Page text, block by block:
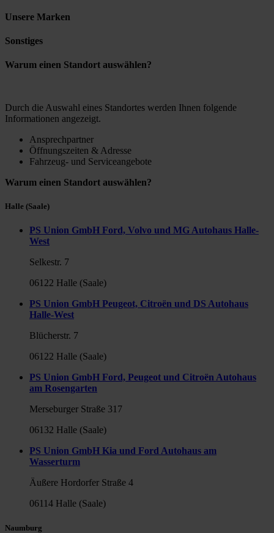
Unsere Marken
Sonstiges
Warum einen Standort auswählen?
Durch die Auswahl eines Standortes werden Ihnen folgende
Informationen angezeigt.
Ansprechpartner
Öffnungszeiten & Adresse
Fahrzeug- und Serviceangebote
Warum einen Standort auswählen?
Halle (Saale)
PS Union GmbH Ford, Volvo und MG Autohaus Halle-
West
Selkestr. 7
06122 Halle (Saale)
PS Union GmbH Peugeot, Citroën und DS Autohaus
Halle-West
Blücherstr. 7
06122 Halle (Saale)
PS Union GmbH Ford, Peugeot und Citroën Autohaus
am Rosengarten
Merseburger Straße 317
06132 Halle (Saale)
PS Union GmbH Kia und Ford Autohaus am
Wasserturm
Äußere Hordorfer Straße 4
06114 Halle (Saale)
Naumburg